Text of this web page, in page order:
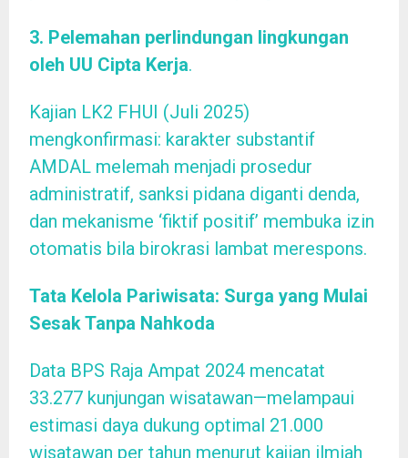
3. Pelemahan perlindungan lingkungan
oleh UU Cipta Kerja.
Kajian LK2 FHUI (Juli 2025)
mengkonfirmasi: karakter substantif
AMDAL melemah menjadi prosedur
administratif, sanksi pidana diganti denda,
dan mekanisme ‘fiktif positif’ membuka izin
otomatis bila birokrasi lambat merespons.
Tata Kelola Pariwisata: Surga yang Mulai
Sesak Tanpa Nahkoda
Data BPS Raja Ampat 2024 mencatat
33.277 kunjungan wisatawan—melampaui
estimasi daya dukung optimal 21.000
wisatawan per tahun menurut kajian ilmiah